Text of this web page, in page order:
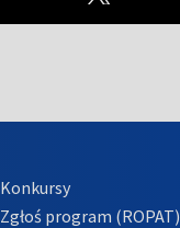
Konkursy
Zgłoś program (ROPAT)